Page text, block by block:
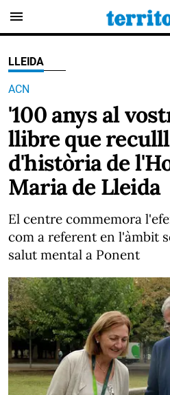
menu
LLEIDA
ACN
'100 anys al
llibre que
d'història de
Maria de Lleida
El centre commemora
com a referent en l'àmbit
salut mental a Ponent